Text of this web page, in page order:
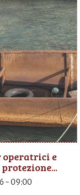
operatrici e
- 09:00